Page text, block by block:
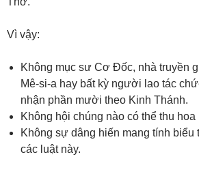
Vì vậy:
Không mục sư Cơ Đốc, nhà truyền
Mê-si-a hay bất kỳ người lao tác
nhận phần mười theo Kinh Thánh.
Không hội chúng nào có thể thu
Không sự dâng hiến mang tính biểu
các luật này.